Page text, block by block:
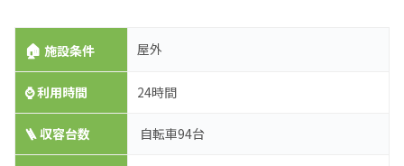
🏠施設条件 屋外
⌚利用時間 24時間
🪜 収容台数 自転車94台